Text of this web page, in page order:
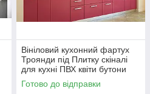
Вініловий кухонний фартух
Троянди під Плитку скіналі
для кухні ПВХ квіти бутони
Абстракція Рожевий
600х2000 мм
Готово до відправки